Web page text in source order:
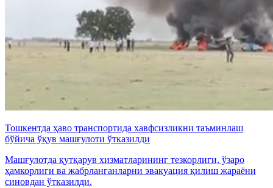
Тошкентда ҳаво транспортида хавфсизликни таъминлаш
бўйича ўқув машғулоти ўтказилди
Машғулотда қутқарув хизматларининг тезкорлиги, ўзаро
ҳамкорлиги ва жабрланганларни эвакуация қилиш жараёни
синовдан ўтказилди.